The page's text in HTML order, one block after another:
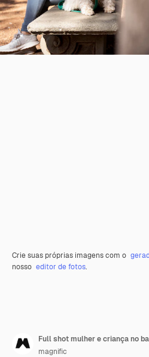
Crie suas próprias imagens com o
nosso editor de fotos.
Full shot mulher e criança no
magnific